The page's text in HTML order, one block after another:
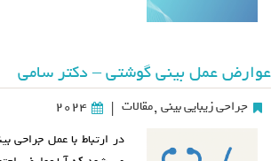
عوارض عمل بینی گوشتی – دکتر سامی
جراحی زیبایی بینی ,مقالات |
2024
در ارتباط با عمل جراحی